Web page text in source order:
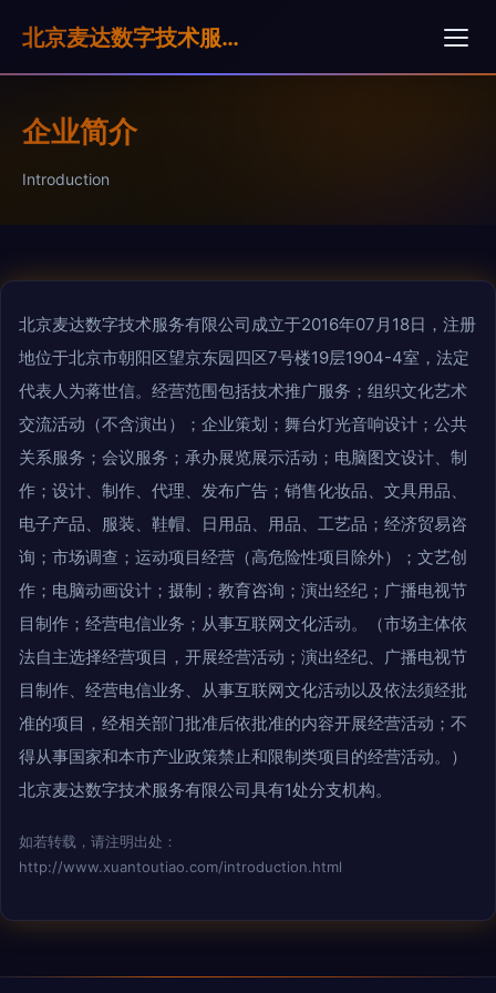
北京麦达数字技术服务有限公司
企业简介
Introduction
北京麦达数字技术服务有限公司成立于2016年07月18日，注册
地位于北京市朝阳区望京东园四区7号楼19层1904-4室，法定
代表人为蒋世信。经营范围包括技术推广服务；组织文化艺术
交流活动（不含演出）；企业策划；舞台灯光音响设计；公共
关系服务；会议服务；承办展览展示活动；电脑图文设计、制
作；设计、制作、代理、发布广告；销售化妆品、文具用品、
电子产品、服装、鞋帽、日用品、用品、工艺品；经济贸易咨
询；市场调查；运动项目经营（高危险性项目除外）；文艺创
作；电脑动画设计；摄制；教育咨询；演出经纪；广播电视节
目制作；经营电信业务；从事互联网文化活动。（市场主体依
法自主选择经营项目，开展经营活动；演出经纪、广播电视节
目制作、经营电信业务、从事互联网文化活动以及依法须经批
准的项目，经相关部门批准后依批准的内容开展经营活动；不
得从事国家和本市产业政策禁止和限制类项目的经营活动。）
北京麦达数字技术服务有限公司具有1处分支机构。
如若转载，请注明出处：
http://www.xuantoutiao.com/introduction.html